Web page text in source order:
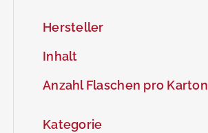
Hersteller
Inhalt
Anzahl Flaschen pro Karton
Kategorie